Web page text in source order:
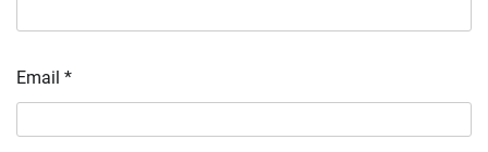
Email *